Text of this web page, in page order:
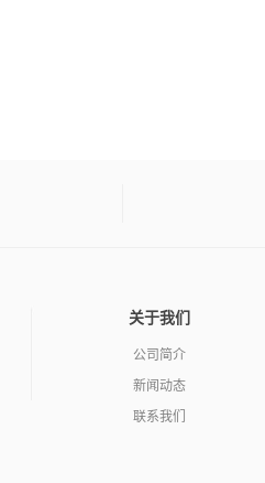
关于我们
公司简介
新闻动态
联系我们